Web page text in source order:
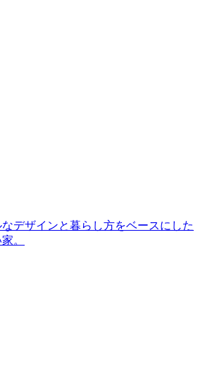
デザインと暮らし方をベースにした
。